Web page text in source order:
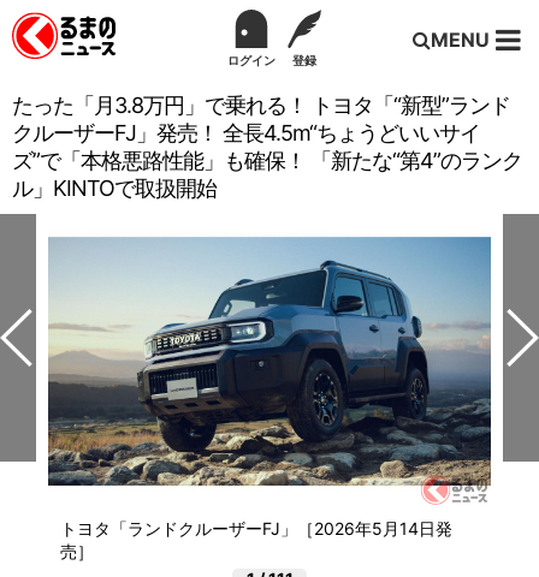
ログイン 登録
MENU
たった「月3.8万円」で乗れる！ トヨタ「“新型”ランド
クルーザーFJ」発売！ 全長4.5m“ちょうどいいサイ
ズ”で「本格悪路性能」も確保！ 「新たな“第4”のランク
ル」KINTOで取扱開始
トヨタ「ランドクルーザーFJ」［2026年5月14日発
売］